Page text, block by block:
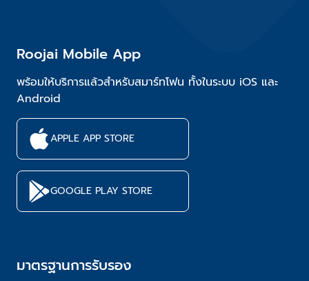
Roojai Mobile App
พร้อมให้บริการแล้วสำหรับสมาร์ทโฟน ทั้งในระบบ iOS และ
Android
APPLE APP STORE
GOOGLE PLAY STORE
มาตรฐานการรับรอง